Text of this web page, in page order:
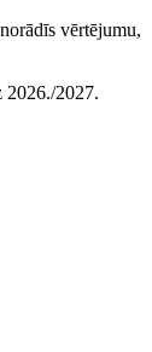
vērtējumu,
2026./2027.